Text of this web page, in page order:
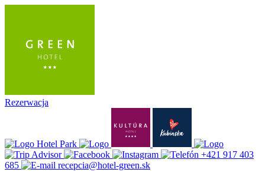
Rezerwacja
+421 917 403
685
recepcia@hotel-green.sk